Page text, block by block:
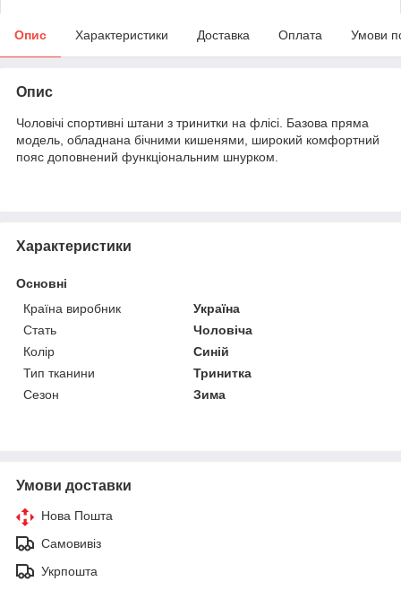
Опис Характеристики Доставка Оплата Умови
Опис
Чоловічі спортивні штани з тринитки на флісі. Базова пряма
модель, обладнана бічними кишенями, широкий комфортний
пояс доповнений функціональним шнурком.
Характеристики
Основні
Країна виробник
Україна
Стать
Чоловіча
Колір
Синій
Тип тканини
Тринитка
Сезон
Зима
Умови доставки
Нова Пошта
Самовивіз
Укрпошта